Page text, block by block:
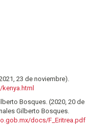
23 de noviembre).
Bosques. (2020, 20 de
Gilberto Bosques.
docs/F_Eritrea.pdf